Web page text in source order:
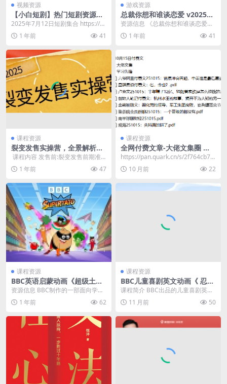
视频资源
【小白短剧】热门短剧资源分
享2025年7月12日
2025年7月12日短剧集合 https://p
an.quark.cn/s/e1...
1 年前 41
游戏资源
总裁你想和谁谈恋爱 v202506
06 恋爱游戏+真人游戏+互动
游戏+电影游戏+电脑游戏
资源信息 《总裁你想和谁谈恋爱》
是一款真人影像互动游戏。原本是
小人物的你突然走上...
1 年前 41
课程资源
裂变发售实操营，全景解析裂
变逻辑，打造动销新玩法，助
力私域流量引爆
​ 课程内容 发售前:裂变发售前期准
备 极速动销全景: 极速动销裂变底
层逻辑+闯...
1 年前 47
课程资源
全网付费文章-大佬文集圈 学
习先锋 10月15日更新
https://pan.quark.cn/s/2f764cb7f2
0f​ 📁 1...
10 月前 22
课程资源
BBC英语启蒙动画《超级土豆
Supertato (视频+音频) 》
资源信息 BBC制作的一部面向学龄
前儿童的英文动画，以轻松幽默的
方式传递友谊、团...
1 年前 62
课程资源
BBC儿童喜剧英文动画《 忍者
快递 Ninja Express (视频+音
频) 》
课程简介 BBC出品的儿童喜剧英文
动画《忍者快递》，是一部充满奇
思妙想与欢乐元素...
11 月前 50